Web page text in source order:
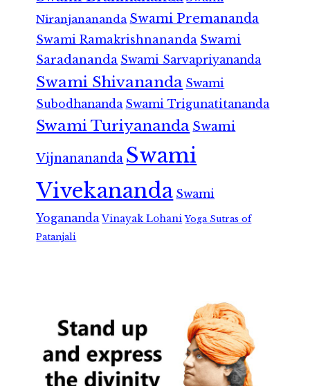
Niranjanananda Swami Premananda
Swami Ramakrishnananda Swami
Saradananda Swami Sarvapriyananda
Swami Shivananda Swami
Subodhananda Swami Trigunatitananda
Swami Turiyananda Swami
Vijnanananda Swami
Vivekananda Swami
Yogananda Vinayak Lohani Yoga Sutras of
Patanjali